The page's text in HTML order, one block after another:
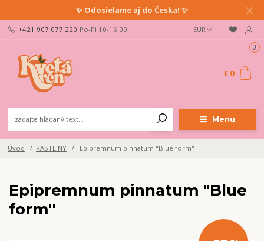
✨ Odosielame aj do Česka! ✨
Menu
EUR
+421 907 077 220 Po-Pi 10-16:00
0
€ 0
Úvod RASTLINY Epipremnum pinnatum "Blue form"
Epipremnum pinnatum "Blue
form"